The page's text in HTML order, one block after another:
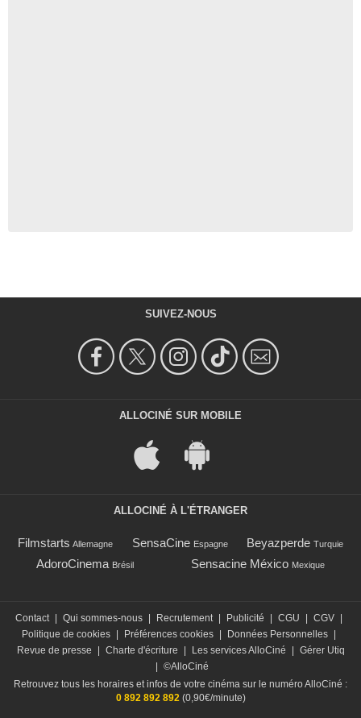
SUIVEZ-NOUS
ALLOCINÉ SUR MOBILE
ALLOCINÉ À L'ÉTRANGER
Filmstarts Allemagne SensaCine Espagne Beyazperde Turquie
AdoroCinema Brésil Sensacine México Mexique
Contact | Qui sommes-nous | Recrutement | Publicité | CGU | CGV |
Politique de cookies | Préférences cookies | Données Personnelles |
Revue de presse
| Charte d'écriture | Les services AlloCiné | Gérer Utiq
| ©AlloCiné
Retrouvez tous les horaires et infos de votre cinéma sur le numéro AlloCiné :
0 892 892 892(0,90€/minute)